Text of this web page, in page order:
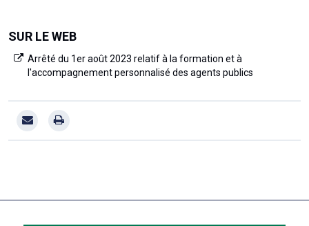
SUR LE WEB
Arrêté du 1er août 2023 relatif à la formation et à
l'accompagnement personnalisé des agents publics